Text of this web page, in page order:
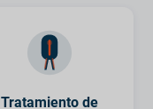
Tratamiento de